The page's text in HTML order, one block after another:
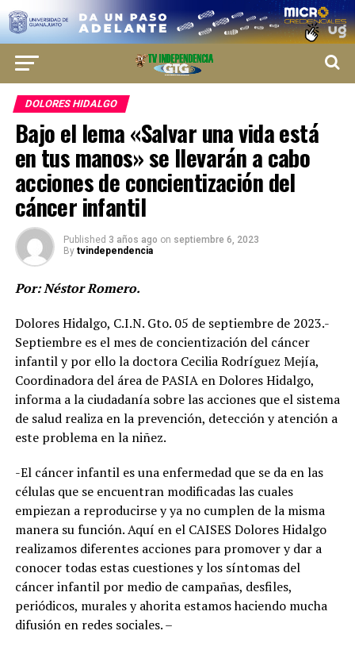
DOLORES HIDALGO
Bajo el lema «Salvar una vida está
en tus manos» se llevarán a cabo
acciones de concientización del
cáncer infantil
Published 3 años ago on septiembre 6, 2023
By tvindependencia
Por: Néstor Romero.
Dolores Hidalgo, C.I.N. Gto. 05 de septiembre de 2023.-
Septiembre es el mes de concientización del cáncer
infantil y por ello la doctora Cecilia Rodríguez Mejía,
Coordinadora del área de PASIA en Dolores Hidalgo,
informa a la ciudadanía sobre las acciones que el sistema
de salud realiza en la prevención, detección y atención a
este problema en la niñez.
-El cáncer infantil es una enfermedad que se da en las
células que se encuentran modificadas las cuales
empiezan a reproducirse y ya no cumplen de la misma
manera su función. Aquí en el CAISES Dolores Hidalgo
realizamos diferentes acciones para promover y dar a
conocer todas estas cuestiones y los síntomas del
cáncer infantil por medio de campañas, desfiles,
periódicos, murales y ahorita estamos haciendo mucha
difusión en redes sociales. –